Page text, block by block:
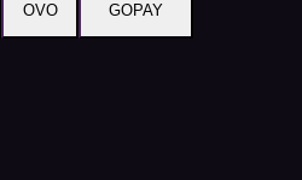
OVO GOPAY